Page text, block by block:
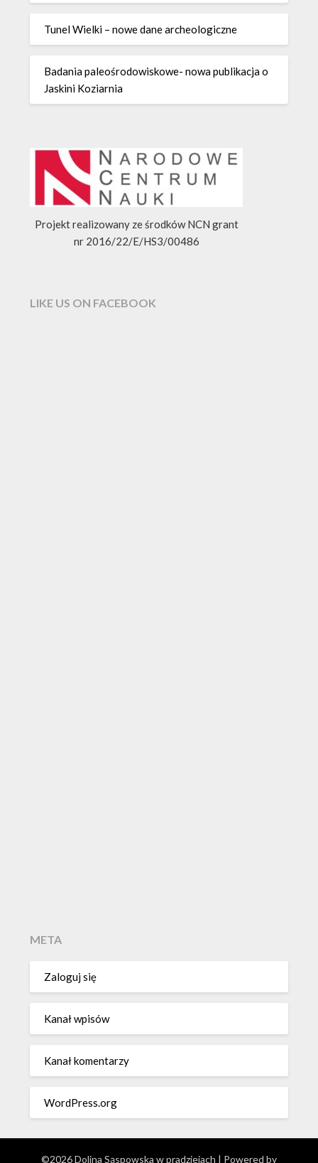
Tunel Wielki – nowe dane archeologiczne
Badania paleośrodowiskowe- nowa publikacja o
Jaskini Koziarnia
Projekt realizowany ze środków NCN grant
nr 2016/22/E/HS3/00486
LIKE US ON FACEBOOK
META
Zaloguj się
Kanał wpisów
Kanał komentarzy
WordPress.org
©2026 Dolina Sąspowska w pradziejach | Powered by